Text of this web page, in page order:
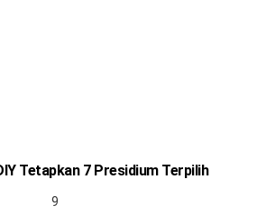
Tetapkan 7 Presidium Terpilih